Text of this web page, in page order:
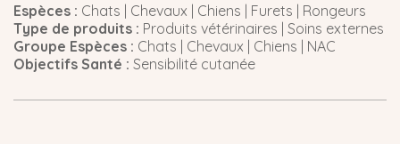
Espèces : Chats | Chevaux | Chiens | Furets | Rongeurs
Type de produits : Produits vétérinaires | Soins externes
Groupe Espèces : Chats | Chevaux | Chiens | NAC
Objectifs Santé : Sensibilité cutanée